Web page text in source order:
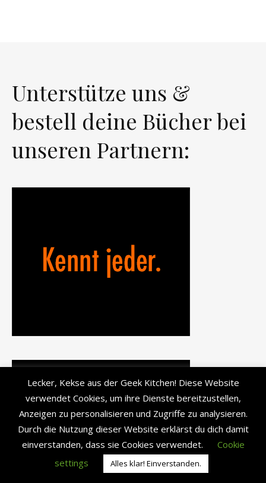
Unterstütze uns &
bestell deine Bücher bei
unseren Partnern:
Lecker, Kekse aus der Geek Kitchen! Diese Website
verwendet Cookies, um ihre Dienste bereitzustellen,
Anzeigen zu personalisieren und Zugriffe zu analysieren.
Durch die Nutzung dieser Website erklärst du dich damit
einverstanden, dass sie Cookies verwendet.
Cookie
settings
Alles klar! Einverstanden.